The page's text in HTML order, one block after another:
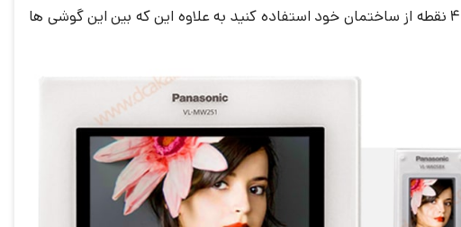
اینکه می توانید تا 4 گوشی بی سیم را در 4 نقطه از ساختمان خود استفاده کنید به علاوه این که بین این گوشی ها